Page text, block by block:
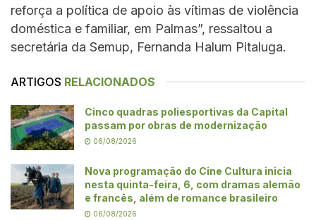
reforça a política de apoio às vítimas de violência
doméstica e familiar, em Palmas”, ressaltou a
secretária da Semup, Fernanda Halum Pitaluga.
ARTIGOS RELACIONADOS
Cinco quadras poliesportivas da Capital
passam por obras de modernização
06/08/2026
Nova programação do Cine Cultura inicia
nesta quinta-feira, 6, com dramas alemão
e francês, além de romance brasileiro
06/08/2026